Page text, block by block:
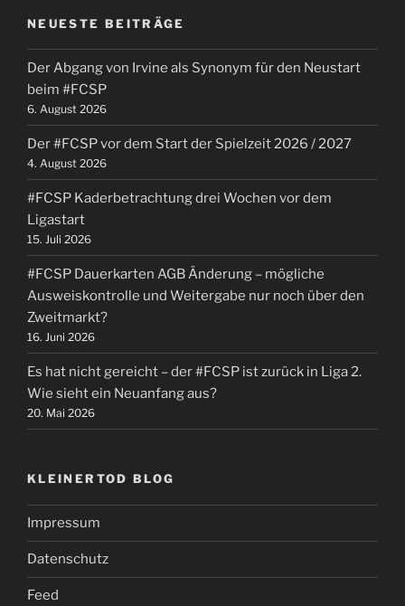
NEUESTE BEITRÄGE
Der Abgang von Irvine als Synonym für den Neustart
beim #FCSP
6. August 2026
Der #FCSP vor dem Start der Spielzeit 2026 / 2027
4. August 2026
#FCSP Kaderbetrachtung drei Wochen vor dem
Ligastart
15. Juli 2026
#FCSP Dauerkarten AGB Änderung – mögliche
Ausweiskontrolle und Weitergabe nur noch über den
Zweitmarkt?
16. Juni 2026
Es hat nicht gereicht – der #FCSP ist zurück in Liga 2.
Wie sieht ein Neuanfang aus?
20. Mai 2026
KLEINERTOD BLOG
Impressum
Datenschutz
Feed